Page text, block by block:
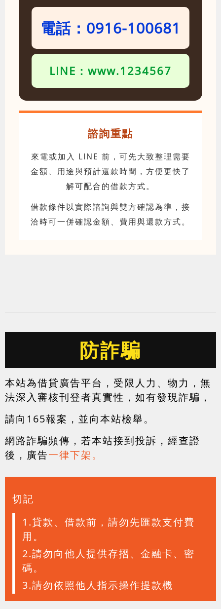
電話：0916-100681
LINE：www.1234567
諮詢重點
來電或加入 LINE 前，可先大致整理需要
金額、用途與預計還款時間，方便更快了
解可配合的借款方式。
借款條件以實際諮詢與雙方確認為準，接
洽時可一併確認金額、費用與還款方式。
防詐騙
本站為借貸廣告平台，受限人力、物力，無
法深入審核刊登者真實性，如有發現詐騙，
請向165報案，並向本站檢舉。
網路詐騙頻傳，若本站接到投訴，經查證
後，廣告一律下架。
切記
1.貸款、借款前，請勿先匯款支付費
用。
2.請勿向他人提供存摺、金融卡、密
碼。
3.請勿依照他人指示操作提款機